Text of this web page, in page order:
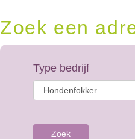
Zoek een
Type bedrijf
Zoek